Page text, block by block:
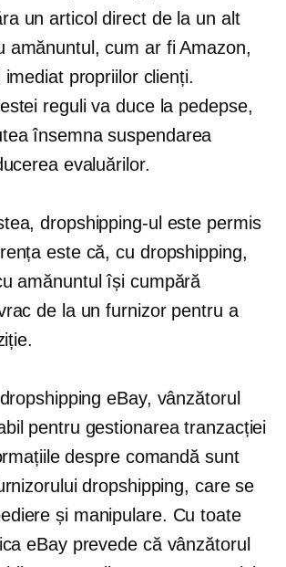
un articol direct de la un alt
amănuntul, cum ar fi Amazon,
propriilor clienți.
reguli va duce la pedepse,
însemna suspendarea
evaluărilor.
dropshipping-ul este permis
este că, cu dropshipping,
amănuntul își cumpără
de la un furnizor pentru a
eBay, vânzătorul
pentru gestionarea tranzacției
despre comandă sunt
dropshipping, care se
și manipulare. Cu toate
eBay prevede că vânzătorul